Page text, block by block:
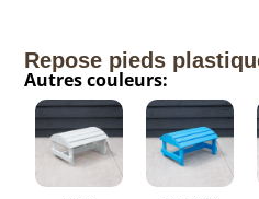
Repose pieds
Autres couleurs: